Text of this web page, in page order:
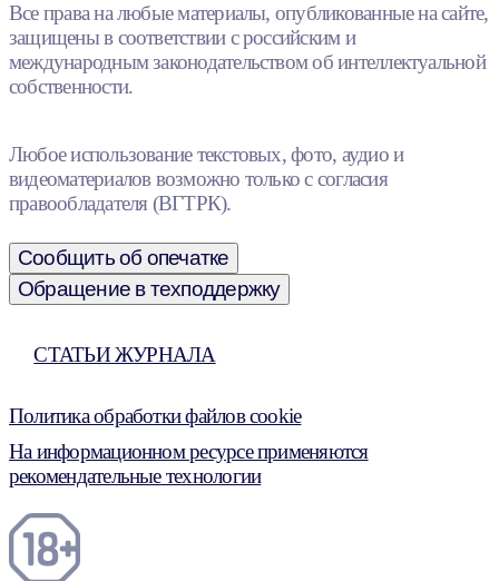
Все права на любые материалы, опубликованные на сайте,
защищены в соответствии с российским и
международным законодательством об интеллектуальной
собственности.
Любое использование текстовых, фото, аудио и
видеоматериалов возможно только с согласия
правообладателя (ВГТРК).
Сообщить об опечатке
Обращение в техподдержку
СТАТЬИ ЖУРНАЛА
Политика обработки файлов cookie
На информационном ресурсе применяются
рекомендательные технологии